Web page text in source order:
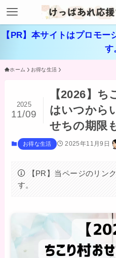
【PR】本サイトはプロモ
す
ホーム お得な生活
【2026】
はいつから
せちの期限
2025
11/09
お得な生活 2025年11月9日
【PR】当ページのリン
す。